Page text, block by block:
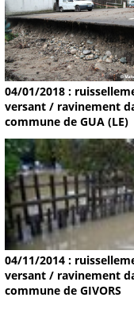
04/01/2018 :
versant / ravinement
commune de GUA (LE)
04/11/2014 :
versant / ravinement
commune de GIVORS